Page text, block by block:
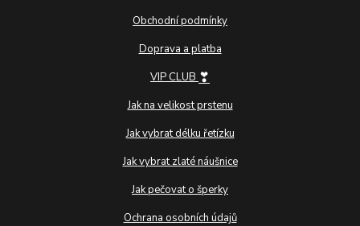
Obchodní podmínky
Doprava a platba
VIP CLUB ❣
Jak na velikost prstenu
Jak vybrat délku řetízku
Jak vybrat zlaté náušnice
Jak pečovat o šperky
Ochrana osobních údajů